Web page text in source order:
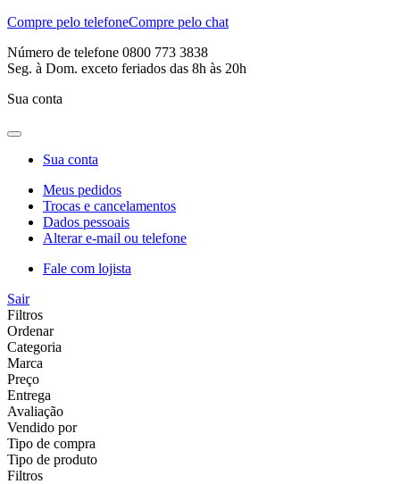
Compre pelo telefoneCompre pelo chat
Número de telefone 0800 773 3838
Seg. à Dom. exceto feriados das 8h às 20h
Sua conta
Sua conta
Meus pedidos
Trocas e cancelamentos
Dados pessoais
Alterar e-mail ou telefone
Fale com lojista
Sair
Filtros
Ordenar
Categoria
Marca
Preço
Entrega
Avaliação
Vendido por
Tipo de compra
Tipo de produto
Filtros